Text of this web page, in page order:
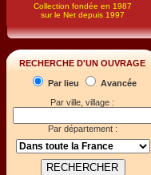
Collection fondée en 1987
sur le Net depuis 1997
RECHERCHE D'UN OUVRAGE
Par lieu
Avancée
Par ville, village :
Par département :